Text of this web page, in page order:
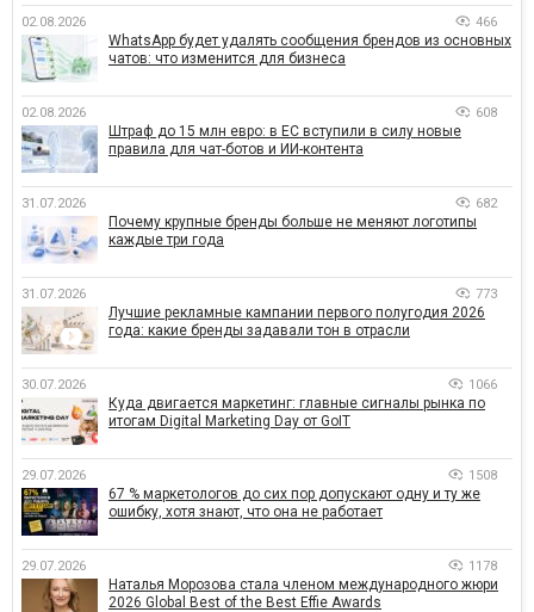
02.08.2026 466
WhatsApp будет удалять сообщения брендов из основных
чатов: что изменится для бизнеса
02.08.2026 608
Штраф до 15 млн евро: в ЕС вступили в силу новые
правила для чат-ботов и ИИ-контента
31.07.2026 682
Почему крупные бренды больше не меняют логотипы
каждые три года
31.07.2026 773
Лучшие рекламные кампании первого полугодия 2026
года: какие бренды задавали тон в отрасли
30.07.2026 1066
Куда двигается маркетинг: главные сигналы рынка по
итогам Digital Marketing Day от GoIT
29.07.2026 1508
67 % маркетологов до сих пор допускают одну и ту же
ошибку, хотя знают, что она не работает
29.07.2026 1178
Наталья Морозова стала членом международного жюри
2026 Global Best of the Best Effie Awards